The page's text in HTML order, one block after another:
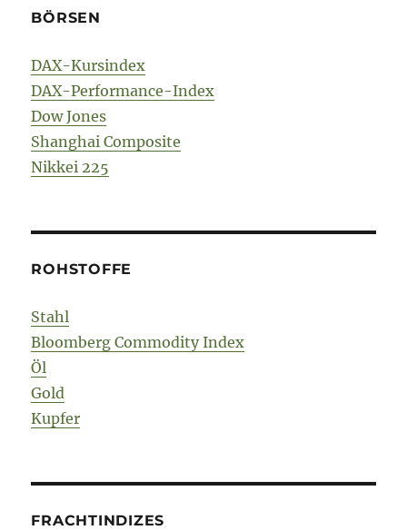
BÖRSEN
DAX-Kursindex
DAX-Performance-Index
Dow Jones
Shanghai Composite
Nikkei 225
ROHSTOFFE
Stahl
Bloomberg Commodity Index
Öl
Gold
Kupfer
FRACHTINDIZES